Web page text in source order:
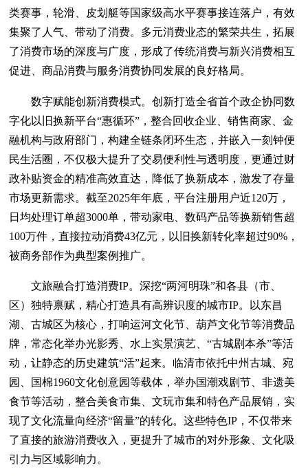
类赛事，轮滑、皮划艇等国家级高水平赛事接连落户，有效
集聚了人气、带动了消费。多元消费业态的繁荣共生，拓展
了消费市场的深度与广度，形成了传统消费与新兴消费相互
促进、商品消费与服务消费协同发展的良好格局。
数字赋能创新消费模式。创新打造全省首个政企协同数
字化以旧换新平台“惠循环”，整合回收企业、销售商家、金
融机构与政府部门，构建全链条闭环生态，并嵌入一刻钟便
民生活圈，不仅极大提升了交易便利性与透明度，更通过财
政补贴资金的精准高效直达，降低了换新成本，激发了存量
市场更新需求。截至2025年年底，平台注册用户近120万，
日均处理订单超3000单，带动家电、数码产品等换新销售超
100万件，直接拉动消费43亿元，以旧换新转化率超过90%，
被商务部作为典型案例推广。
文旅融合打造消费IP。深挖“两河明珠”和各县（市、
区）独特禀赋，精心打造具有高辨识度的城市IP。以东昌
湖、古城区为核心，打响运河文化节、葫芦文化节等消费品
牌，常态化举办光影秀、水上实景演艺、“古城剧本杀”等活
动，让静态的历史建筑“活”起来。临清市依托中州古城、宛
园、国棉1960文化创意园等载体，举办国潮戏剧节、非遗美
食节等活动，整合美食市集、文玩市集和特色产品展销，实
现了文化流量向经济“留量”的转化。这些特色IP，不仅带来
了直接的旅游消费收入，更提升了城市的对外形象、文化吸
引力与区域影响力。